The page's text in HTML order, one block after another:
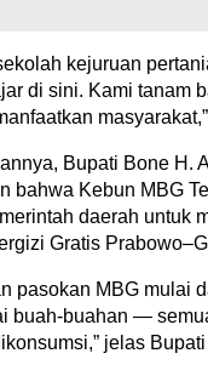
kejuruan
di sini. Kami tanam
Bupati Bone H.
bahwa Kebun MBG
daerah untuk
Gratis
pasokan MBG mulai
buah-buahan —
jelas